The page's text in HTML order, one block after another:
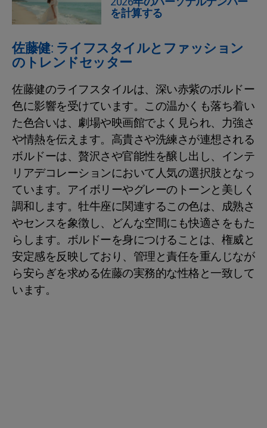
を計算する
佐藤健: ライフスタイルとファッション
のトレンドセッター
佐藤健のライフスタイルは、深い赤紫のボルドー
色に影響を受けています。この温かくも落ち着い
た色合いは、劇場や映画館でよく見られ、力強さ
や情熱を伝えます。高貴さや洗練さが連想される
ボルドーは、贅沢さや官能性を醸し出し、インテ
リアデコレーションにおいて人気の選択肢となっ
ています。アイボリーやグレーのトーンと美しく
調和します。牡牛座に関連するこの色は、成熟さ
やセンスを象徴し、どんな空間にも快適さをもた
らします。ボルドーを身につけることは、権威と
安定感を反映しており、管理と責任を重んじなが
ら安らぎを求める佐藤の実務的な性格と一致して
います。